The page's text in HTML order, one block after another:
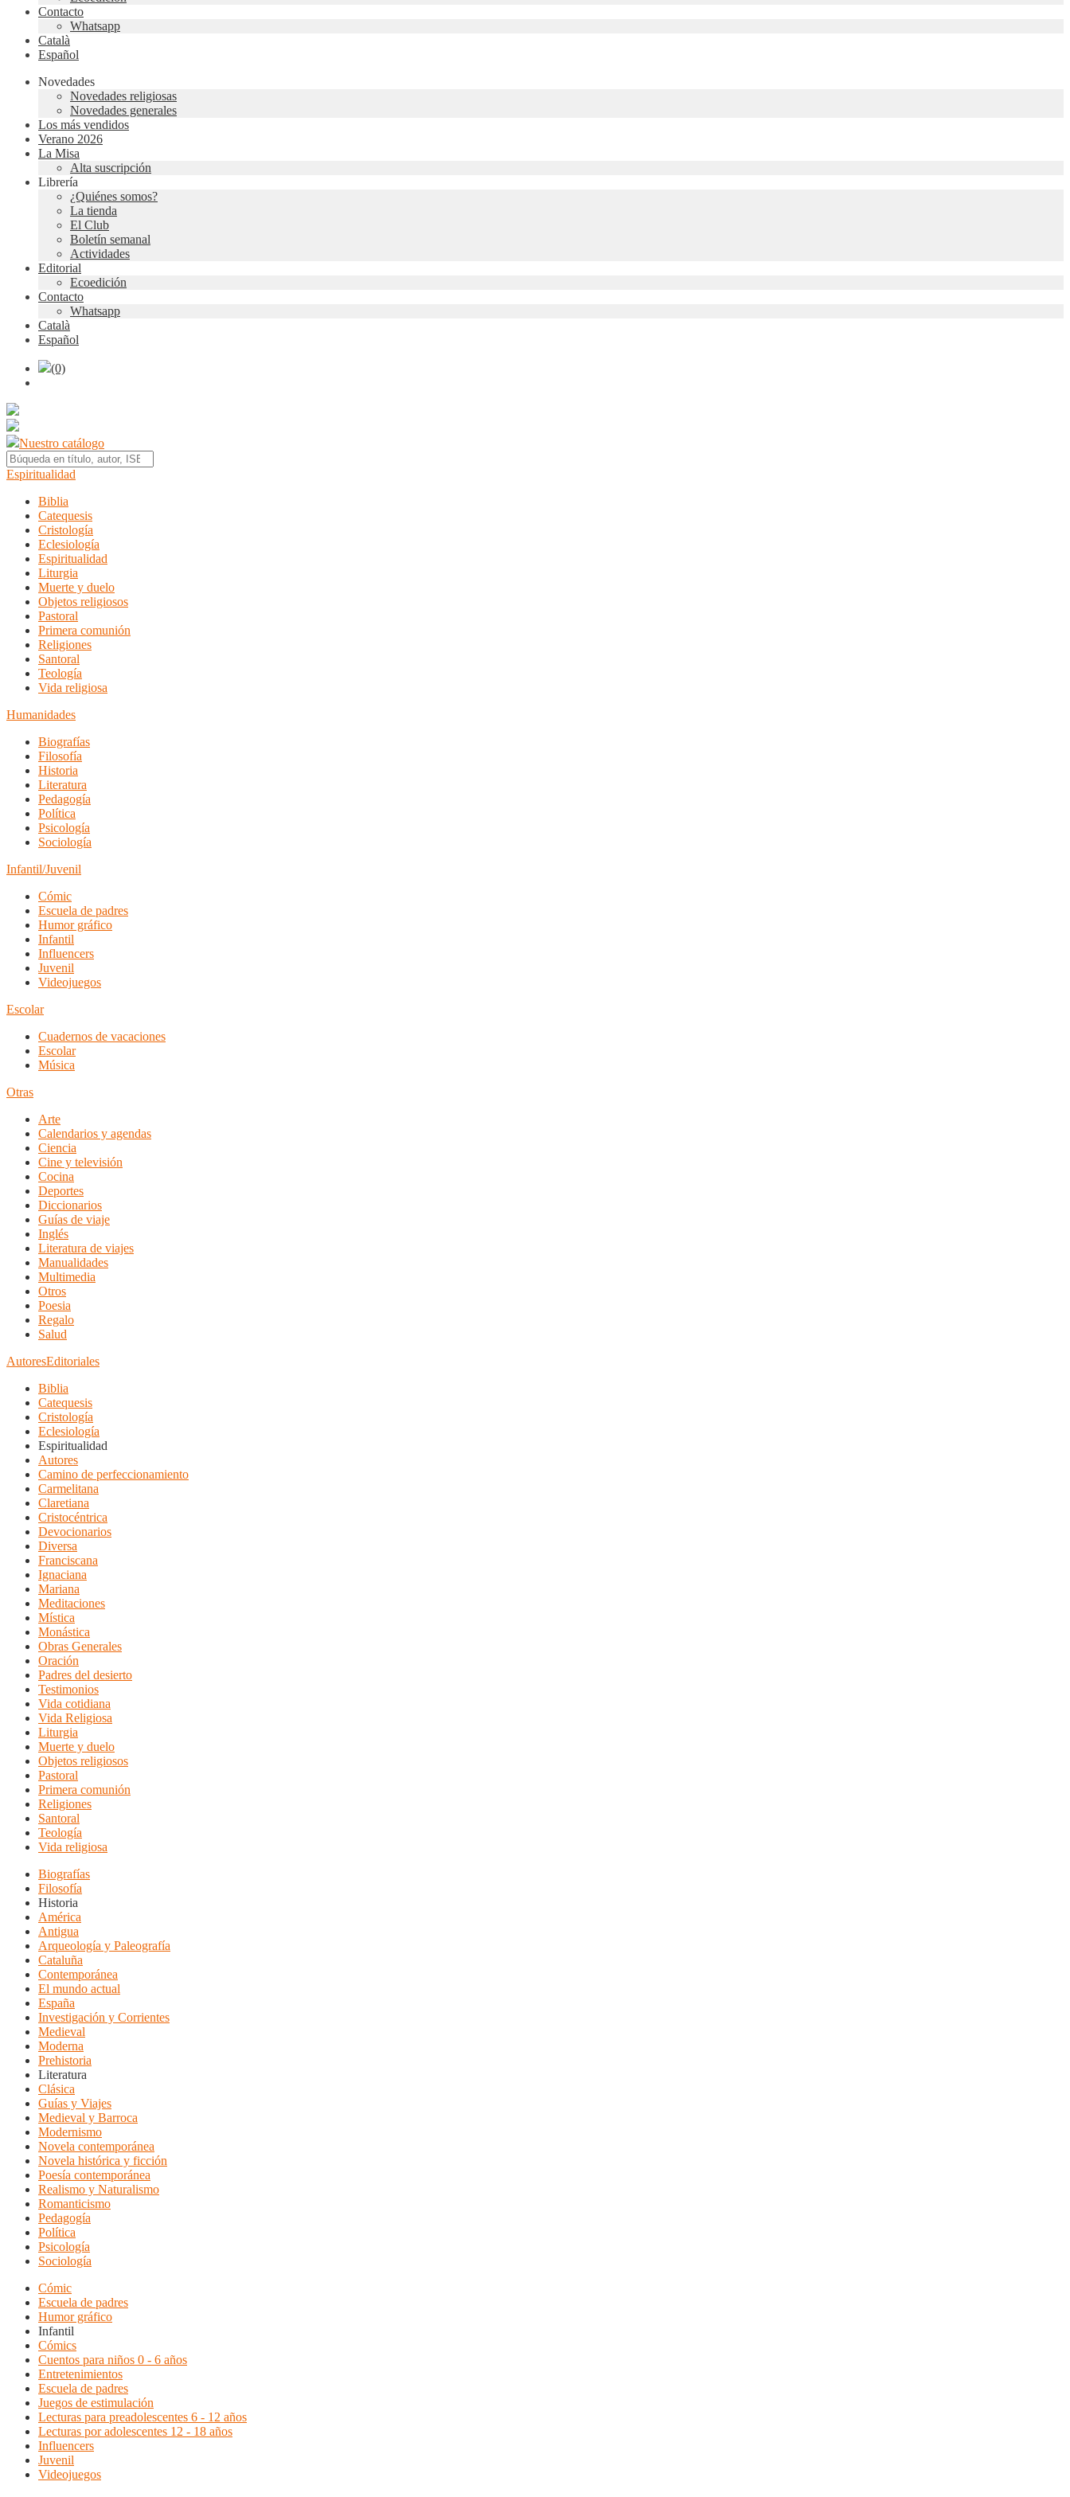
Contacto
Whatsapp
Català
Español
Novedades
Novedades religiosas
Novedades generales
Los más vendidos
Verano 2026
La Misa
Alta suscripción
Librería
¿Quiénes somos?
La tienda
El Club
Boletín semanal
Actividades
Editorial
Ecoedición
Contacto
Whatsapp
Català
Español
(0)
Nuestro catálogo
Espiritualidad
Biblia
Catequesis
Cristología
Eclesiología
Espiritualidad
Liturgia
Muerte y duelo
Objetos religiosos
Pastoral
Primera comunión
Religiones
Santoral
Teología
Vida religiosa
Humanidades
Biografías
Filosofía
Historia
Literatura
Pedagogía
Política
Psicología
Sociología
Infantil/Juvenil
Cómic
Escuela de padres
Humor gráfico
Infantil
Influencers
Juvenil
Videojuegos
Escolar
Cuadernos de vacaciones
Escolar
Música
Otras
Arte
Calendarios y agendas
Ciencia
Cine y televisión
Cocina
Deportes
Diccionarios
Guías de viaje
Inglés
Literatura de viajes
Manualidades
Multimedia
Otros
Poesia
Regalo
Salud
AutoresEditoriales
Biblia
Catequesis
Cristología
Eclesiología
Espiritualidad
Autores
Camino de perfeccionamiento
Carmelitana
Claretiana
Cristocéntrica
Devocionarios
Diversa
Franciscana
Ignaciana
Mariana
Meditaciones
Mística
Monástica
Obras Generales
Oración
Padres del desierto
Testimonios
Vida cotidiana
Vida Religiosa
Liturgia
Muerte y duelo
Objetos religiosos
Pastoral
Primera comunión
Religiones
Santoral
Teología
Vida religiosa
Biografías
Filosofía
Historia
América
Antigua
Arqueología y Paleografía
Cataluña
Contemporánea
El mundo actual
España
Investigación y Corrientes
Medieval
Moderna
Prehistoria
Literatura
Clásica
Guías y Viajes
Medieval y Barroca
Modernismo
Novela contemporánea
Novela histórica y ficción
Poesía contemporánea
Realismo y Naturalismo
Romanticismo
Pedagogía
Política
Psicología
Sociología
Cómic
Escuela de padres
Humor gráfico
Infantil
Cómics
Cuentos para niños 0 - 6 años
Entretenimientos
Escuela de padres
Juegos de estimulación
Lecturas para preadolescentes 6 - 12 años
Lecturas por adolescentes 12 - 18 años
Influencers
Juvenil
Videojuegos